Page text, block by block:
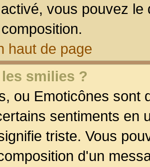
vous pouvez
haut de page
smilies ?
ou Emoticônes sont
sentiments en
triste. Vous
d'un